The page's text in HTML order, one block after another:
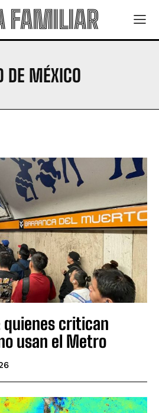
FAMILIAR
DE MÉXICO
quienes critican
usan el Metro